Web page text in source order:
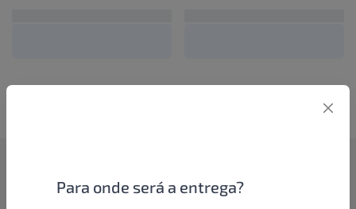
Para onde será a entrega?
Como funciona